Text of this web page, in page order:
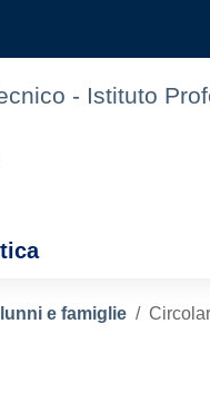
- Istituto
e famiglie